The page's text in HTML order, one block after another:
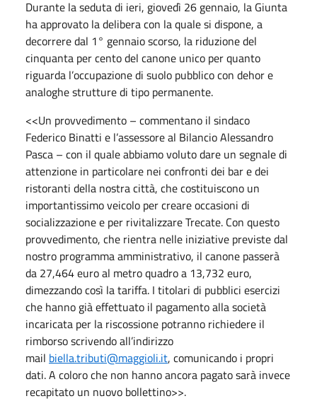
Durante la seduta di ieri, giovedì 26 gennaio, la Giunta
ha approvato la delibera con la quale si dispone, a
decorrere dal 1° gennaio scorso, la riduzione del
cinquanta per cento del canone unico per quanto
riguarda l’occupazione di suolo pubblico con dehor e
analoghe strutture di tipo permanente.
<<Un provvedimento – commentano il sindaco
Federico Binatti e l’assessore al Bilancio Alessandro
Pasca – con il quale abbiamo voluto dare un segnale di
attenzione in particolare nei confronti dei bar e dei
ristoranti della nostra città, che costituiscono un
importantissimo veicolo per creare occasioni di
socializzazione e per rivitalizzare Trecate. Con questo
provvedimento, che rientra nelle iniziative previste dal
nostro programma amministrativo, il canone passerà
da 27,464 euro al metro quadro a 13,732 euro,
dimezzando così la tariffa. I titolari di pubblici esercizi
che hanno già effettuato il pagamento alla società
incaricata per la riscossione potranno richiedere il
rimborso scrivendo all’indirizzo
mail biella.tributi@maggioli.it, comunicando i propri
dati. A coloro che non hanno ancora pagato sarà invece
recapitato un nuovo bollettino>>.